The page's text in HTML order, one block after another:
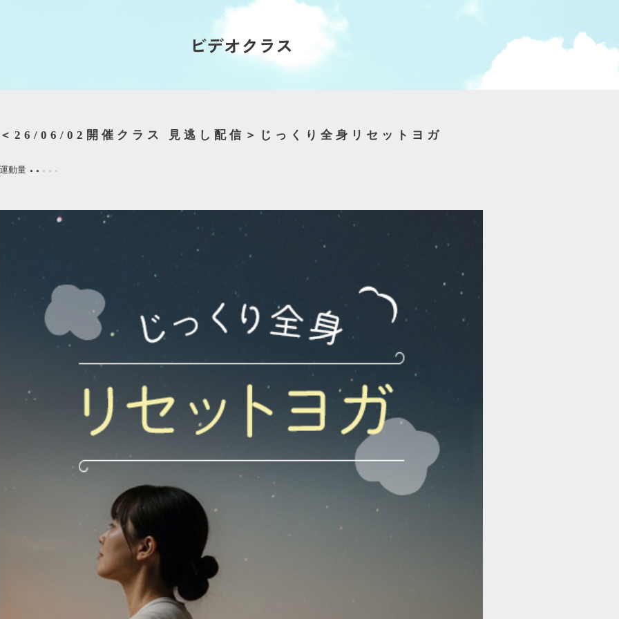
ビデオクラス
＜26/06/02開催クラス 見逃し配信＞じっくり全身リセットヨガ
運動量 ● ● ● ● ●